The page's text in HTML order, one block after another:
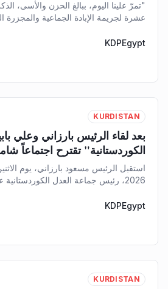
"​تمرّ علينا اليوم، ببالغ الحزن والأسى،
عشرة لجريمة الإبادة الجماعية والمجزرة
KDPEgypt
KURDISTAN
بعد لقاء الرئيس بارزاني وعلي
الكوردستانية" تقترح اجتماعاً
2026، رئيس جماعة العدل
والمنطقة.
KDPEgypt
KURDISTAN